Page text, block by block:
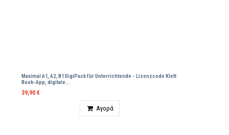
Maximal A1, A2, B1 DigiPack für Unterrichtende - Lizenzcode Klett
Βοοk-App, digitale...
39,90 €
Αγορά